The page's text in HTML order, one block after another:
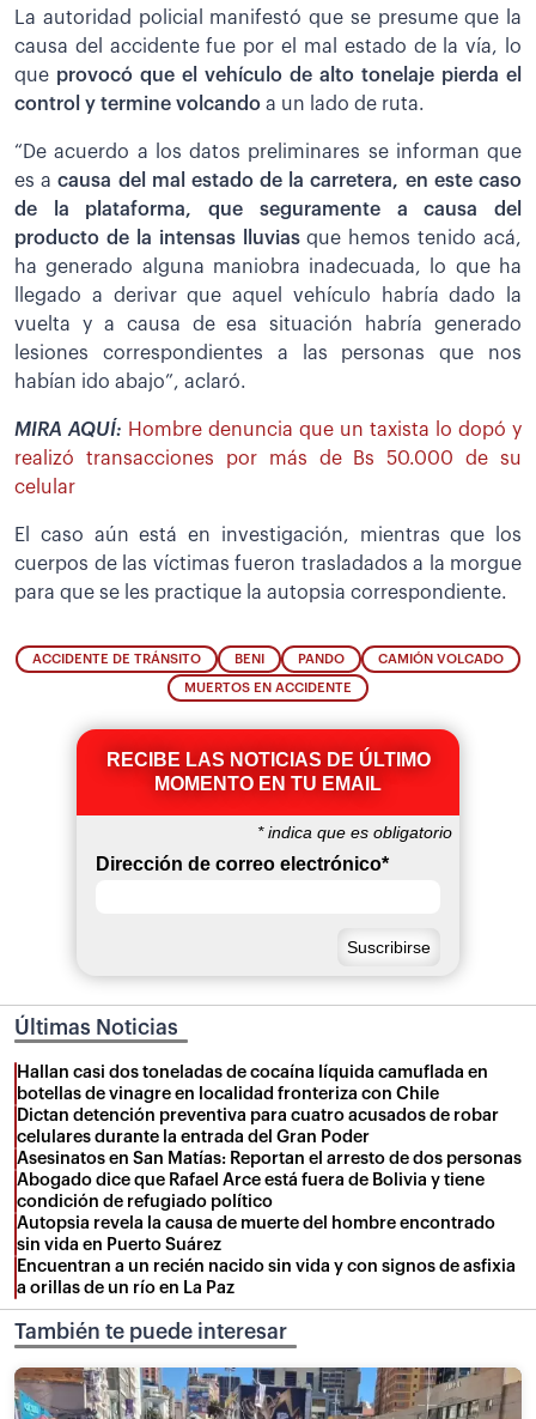
La autoridad policial manifestó que se presume que la
causa del accidente fue por el mal estado de la vía, lo
que provocó que el vehículo de alto tonelaje pierda el
control y termine volcando a un lado de ruta.
“De acuerdo a los datos preliminares se informan que
es acausa del mal estado de la carretera, en este caso
de la plataforma, que seguramente a causa del
producto de la intensas lluviasque hemos tenido acá,
ha generado alguna maniobra inadecuada, lo que ha
llegado a derivar que aquel vehículo habría dado la
vuelta y a causa de esa situación habría generado
lesiones correspondientes a las personas que nos
habían ido abajo”, aclaró.
MIRA AQUÍ: Hombre denuncia que un taxista lo dopó y
realizó transacciones por más de Bs 50.000 de su
celular
El caso aún está en investigación, mientras que los
cuerpos de las víctimas fueron trasladados a la morgue
para que se les practique la autopsia correspondiente.
ACCIDENTE DE TRÁNSITO BENI PANDO CAMIÓN VOLCADO
MUERTOS EN ACCIDENTE
RECIBE LAS NOTICIAS DE ÚLTIMO
MOMENTO EN TU EMAIL
*indica que es obligatorio
Dirección de correo electrónico*
Últimas Noticias
Hallan casi dos toneladas de cocaína líquida camuflada en
botellas de vinagre en localidad fronteriza con Chile
Dictan detención preventiva para cuatro acusados de robar
celulares durante la entrada del Gran Poder
Asesinatos en San Matías: Reportan el arresto de dos personas
Abogado dice que Rafael Arce está fuera de Bolivia y tiene
condición de refugiado político
Autopsia revela la causa de muerte del hombre encontrado
sin vida en Puerto Suárez
Encuentran a un recién nacido sin vida y con signos de asfixia
a orillas de un río en La Paz
También te puede interesar